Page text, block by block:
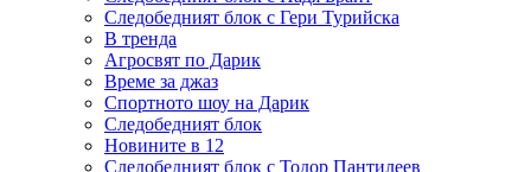
Следобедният блок с Гери Турийска
В тренда
Агросвят по Дарик
Време за джаз
Спортното шоу на Дарик
Следобедният блок
Новините в 12
Следобедният блок с Тодор Пантилеев